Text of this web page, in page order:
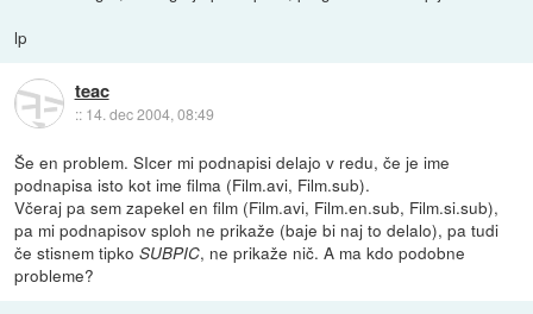
lp
teac
:: 14. dec 2004, 08:49
Še en problem. SIcer mi podnapisi delajo v redu, če je ime
podnapisa isto kot ime filma (Film.avi, Film.sub).
Včeraj pa sem zapekel en film (Film.avi, Film.en.sub, Film.si.sub),
pa mi podnapisov sploh ne prikaže (baje bi naj to delalo), pa tudi
če stisnem tipkoSUBPIC, ne prikaže nič. A ma kdo podobne
probleme?